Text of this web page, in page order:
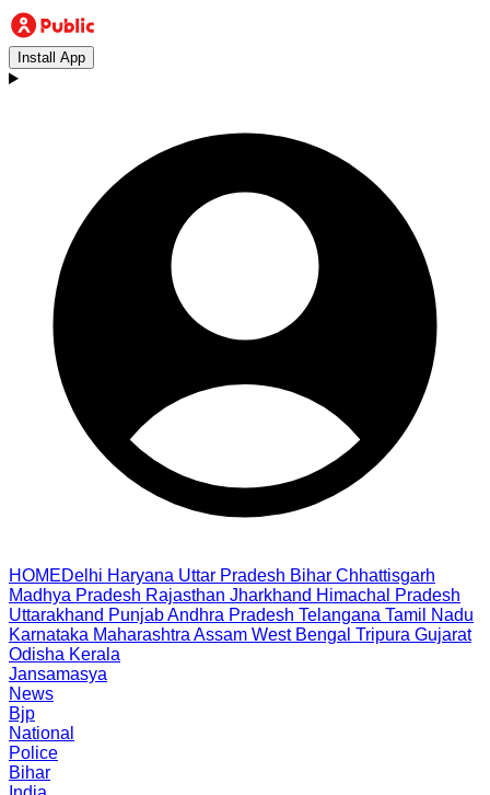
Install App
HOMEDelhi Haryana Uttar Pradesh Bihar Chhattisgarh
Madhya Pradesh Rajasthan Jharkhand Himachal Pradesh
Uttarakhand PunjabAndhra Pradesh Telangana Tamil Nadu
Karnataka Maharashtra Assam West Bengal Tripura Gujarat
Odisha Kerala
Jansamasya
News
Bjp
National
Police
Bihar